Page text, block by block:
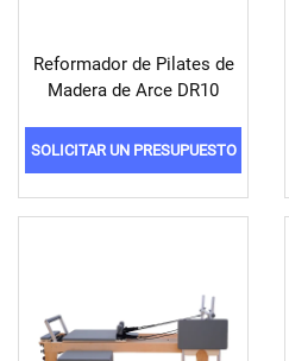
Reformador de Pilates de
Madera de Arce DR10
SOLICITAR UN PRESUPUESTO